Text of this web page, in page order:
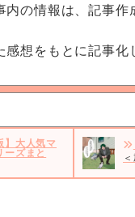
内の情報は、記事作
想をもとに記事化
】大人気マ
ーズまと